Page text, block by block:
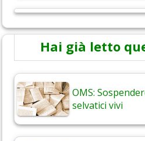
Hai già letto
OMS:
selvatici vivi